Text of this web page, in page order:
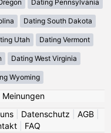
Dating Pennsylvania
Dating South Dakota
Utah Dating Vermont
Dating West Virginia
Wyoming
Meinungen
Datenschutz AGB
FAQ